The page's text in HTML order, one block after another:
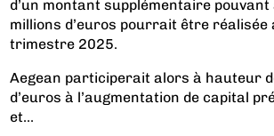
d’un montant supplémentaire
millions d’euros pourrait être réalisée
trimestre 2025.
Aegean participerait alors à hauteur
d’euros à l’augmentation de capital
et...